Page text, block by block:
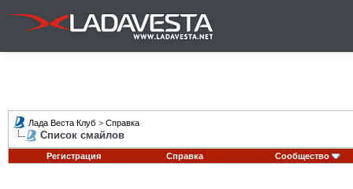
Лада Веста Клуб > Справка
Список смайлов
Регистрация Справка Сообщество